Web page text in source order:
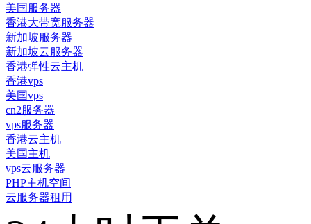
美国服务器
香港大带宽服务器
新加坡服务器
新加坡云服务器
香港弹性云主机
香港vps
美国vps
cn2服务器
vps服务器
香港云主机
美国主机
vps云服务器
PHP主机空间
云服务器租用